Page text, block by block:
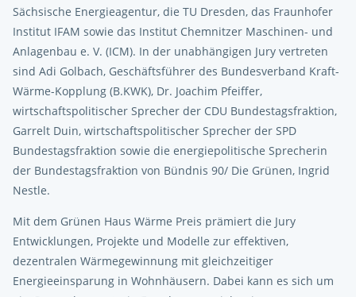
Sächsische Energieagentur, die TU Dresden, das Fraunhofer
Institut IFAM sowie das Institut Chemnitzer Maschinen- und
Anlagenbau e. V. (ICM). In der unabhängigen Jury vertreten
sind Adi Golbach, Geschäftsführer des Bundesverband Kraft-
Wärme-Kopplung (B.KWK), Dr. Joachim Pfeiffer,
wirtschaftspolitischer Sprecher der CDU Bundestagsfraktion,
Garrelt Duin, wirtschaftspolitischer Sprecher der SPD
Bundestagsfraktion sowie die energiepolitische Sprecherin
der Bundestagsfraktion von Bündnis 90/ Die Grünen, Ingrid
Nestle.
Mit dem Grünen Haus Wärme Preis prämiert die Jury
Entwicklungen, Projekte und Modelle zur effektiven,
dezentralen Wärmegewinnung mit gleichzeitiger
Energieeinsparung in Wohnhäusern. Dabei kann es sich um